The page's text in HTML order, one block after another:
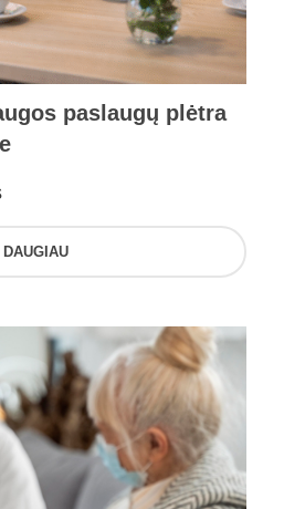
paslaugų plėtra
DAUGIAU